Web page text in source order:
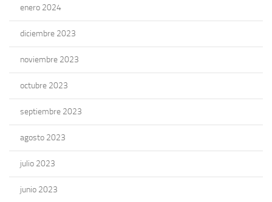
enero 2024
diciembre 2023
noviembre 2023
octubre 2023
septiembre 2023
agosto 2023
julio 2023
junio 2023